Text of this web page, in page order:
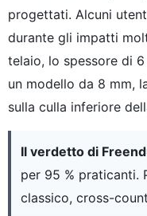
progettati. Alcuni
durante gli impatti
telaio, lo spessore di
un modello da 8 mm,
sulla culla inferiore
Il verdetto di
per 95 % praticanti.
classico, cross-